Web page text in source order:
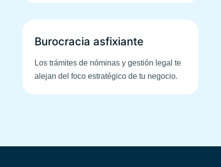
Burocracia asfixiante
Los trámites de nóminas y gestión legal te
alejan del foco estratégico de tu negocio.